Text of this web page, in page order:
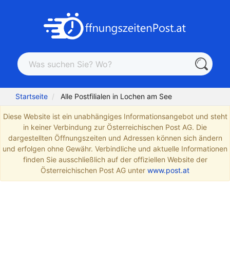
Startseite Alle Postfilialen in Lochen am See
Diese Website ist ein unabhängiges Informationsangebot und steht
in keiner Verbindung zur Österreichischen Post AG. Die
dargestellten Öffnungszeiten und Adressen können sich ändern
und erfolgen ohne Gewähr. Verbindliche und aktuelle Informationen
finden Sie ausschließlich auf der offiziellen Website der
Österreichischen Post AG unter www.post.at